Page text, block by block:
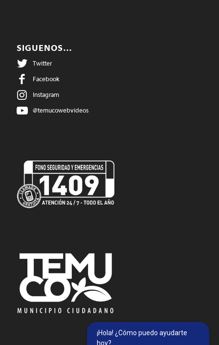
SIGUENOS…
Twitter
Facebook
Instagram
@temucowebvideos
¡Hola! ¿Cómo puedo ayudarte
hoy?